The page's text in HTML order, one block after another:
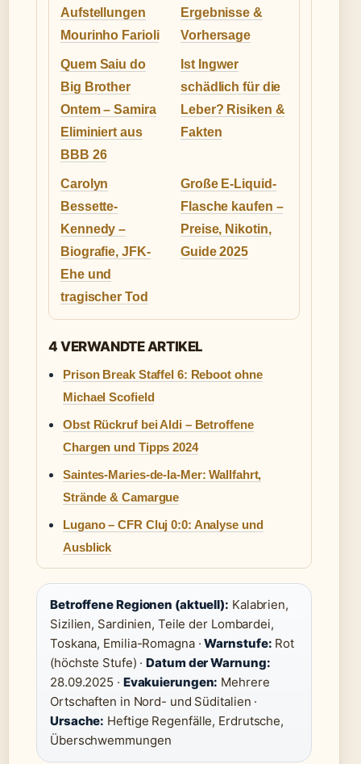
Aufstellungen
Mourinho Farioli
Ergebnisse &
Vorhersage
Quem Saiu do
Big Brother
Ontem – Samira
Eliminiert aus
BBB 26
Ist Ingwer
schädlich für die
Leber? Risiken &
Fakten
Carolyn
Bessette-
Kennedy –
Biografie, JFK-
Ehe und
tragischer Tod
Große E-Liquid-
Flasche kaufen –
Preise, Nikotin,
Guide 2025
4 VERWANDTE ARTIKEL
Prison Break Staffel 6: Reboot ohne
Michael Scofield
Obst Rückruf bei Aldi – Betroffene
Chargen und Tipps 2024
Saintes-Maries-de-la-Mer: Wallfahrt,
Strände & Camargue
Lugano – CFR Cluj 0:0: Analyse und
Ausblick
Betroffene Regionen (aktuell): Kalabrien,
Sizilien, Sardinien, Teile der Lombardei,
Toskana, Emilia-Romagna ·Warnstufe: Rot
(höchste Stufe) ·Datum der Warnung:
28.09.2025 · Evakuierungen: Mehrere
Ortschaften in Nord- und Süditalien ·
Ursache: Heftige Regenfälle, Erdrutsche,
Überschwemmungen